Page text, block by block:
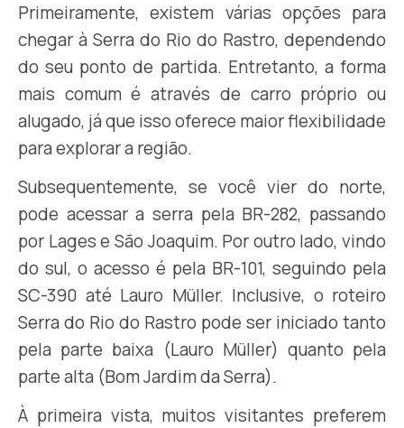
Primeiramente, existem várias opções para
chegar à Serra do Rio do Rastro, dependendo
do seu ponto de partida. Entretanto, a forma
mais comum é através de carro próprio ou
alugado, já que isso oferece maior flexibilidade
para explorar a região.
Subsequentemente, se você vier do norte,
pode acessar a serra pela BR-282, passando
por Lages e São Joaquim. Por outro lado, vindo
do sul, o acesso é pela BR-101, seguindo pela
SC-390 até Lauro Müller. Inclusive, o roteiro
Serra do Rio do Rastro pode ser iniciado tanto
pela parte baixa (Lauro Müller) quanto pela
parte alta (Bom Jardim da Serra).
À primeira vista, muitos visitantes preferem